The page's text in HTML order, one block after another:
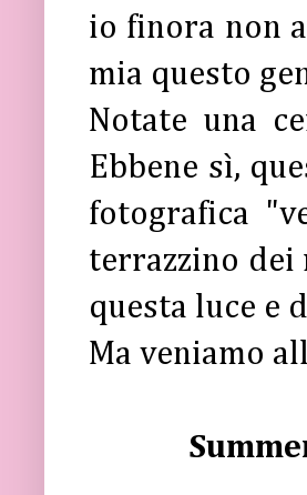
io finora non
mia questo
Notate una
Ebbene sì,
fotografica
terrazzino dei
questa luce e
Ma veniamo